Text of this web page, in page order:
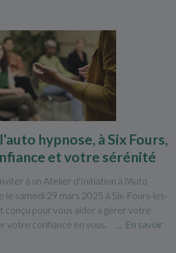
hypnose, à Six Fours,
et votre sérénité
à un Atelier d'Initiation à l'Auto
le samedi 29 mars 2025 à Six-Fours-les-
conçu pour vous aider à gérer votre
votre confiance en vous. ...
En savoir